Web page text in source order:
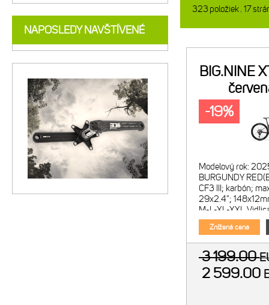
323 položiek 17
BIG.NINE
Modelový rok:
BURGUNDY
CF3 III; karbón;
29x2.4";
M-L-XL-XXL
Performance;
Znížená cena
-19%
3 199.00
2 599.00
NAPOSLEDY NAVŠTÍVENÉ